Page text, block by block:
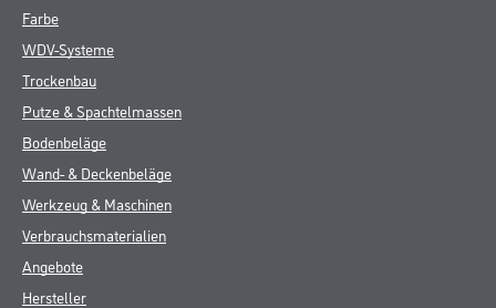
Farbe
WDV-Systeme
Trockenbau
Putze & Spachtelmassen
Bodenbeläge
Wand- & Deckenbeläge
Werkzeug & Maschinen
Verbrauchsmaterialien
Angebote
Hersteller